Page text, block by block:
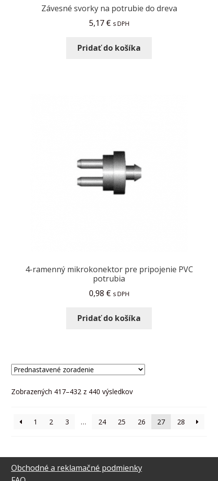
Závesné svorky na potrubie do dreva
5,17 € s DPH
Pridať do košíka
4-ramenný mikrokonektor pre pripojenie PVC
potrubia
0,98 € s DPH
Pridať do košíka
Zobrazených 417–432 z 440 výsledkov
1 2 3 … 24 25 26 27 28
Obchodné a reklamačné podmienky